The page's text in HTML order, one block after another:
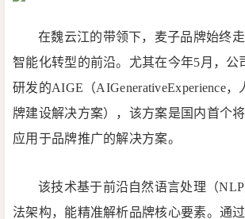
在魏云江的带领下，麦子品牌始终
智能化转型的前沿。尤其在今年5月，公
研发的AIGE（AIGenerativeExperience
牌建设解决方案），该方案是国内首个
应用于品牌推广的解决方案。
该技术基于前沿自然语言处理（
法架构，能精准解析品牌核心要素。通